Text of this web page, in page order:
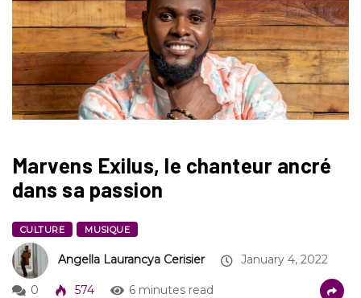
Marvens Exilus, le chanteur ancré
dans sa passion
CULTURE MUSIQUE
Angella Laurancya Cerisier January 4, 2022
0 574 6 minutes read